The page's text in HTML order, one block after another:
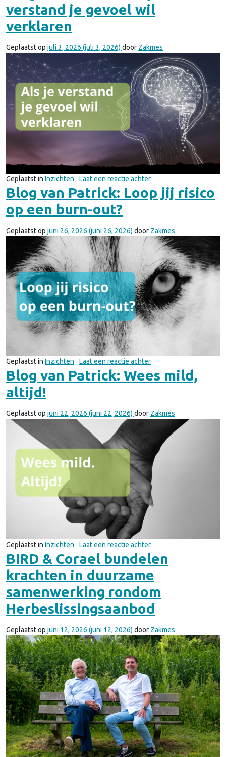
verstand je gevoel wil
verklaren
Geplaatst op juli 3, 2026 (juli 3, 2026) door Zakmes
Geplaatst in Inzichten Laat een reactie achterop Blog van Patrick:
Blog van Patrick: Loop jij risico
op een burn-out?
Geplaatst op juni 26, 2026 (juni 26, 2026) door Zakmes
Geplaatst in Inzichten Laat een reactie achterop Blog van Patrick:
Blog van Patrick: Wees mild,
altijd!
Geplaatst op juni 22, 2026 (juni 22, 2026) door Zakmes
Geplaatst in Inzichten Laat een reactie achterop Blog van Patrick:
BIRD & Corael bundelen
krachten in duurzame
samenwerking rondom
Herbeslissingsaanbod
Geplaatst op juni 12, 2026 (juni 12, 2026) door Zakmes